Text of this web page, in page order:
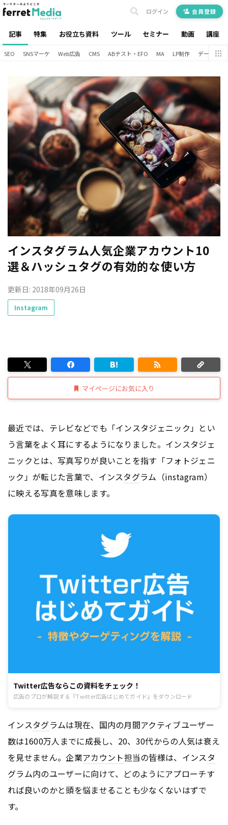
記事 特集 お役立ち資料 ツール セミナー 動画 講座
ログイン 会員登録
SEO SNSマーケ Web広告 CMS ABテスト・EFO MA LP制作 データ分析
インスタグラム人気企業アカウント10
選＆ハッシュタグの有効的な使い方
更新日: 2018年09月26日
Instagram
マイページにお気に入り
最近では、テレビなどでも「インスタジェニック」とい
う言葉をよく耳にするようになりました。インスタジェ
ニックとは、写真写りが良いことを指す「フォトジェニ
ック」が転じた言葉で、インスタグラム（instagram）
に映える写真を意味します。
Twitter広告ならこの資料をチェック！
広告のプロが解説する『Twitter広告はじめてガイド』をダウンロード
インスタグラムは現在、国内の月間アクティブユーザー
数は1600万人までに成長し、20、30代からの人気は衰え
を見せません。企業アカウント担当の皆様は、インスタ
グラム内のユーザーに向けて、どのようにアプローチす
れば良いのかと頭を悩ませることも少なくないはずで
す。